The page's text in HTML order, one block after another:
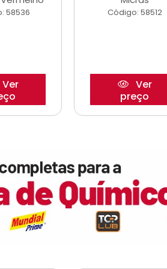
58536
Ver
Código: 58512
Ver
preço